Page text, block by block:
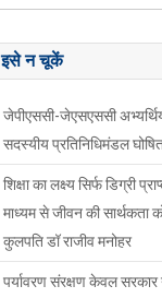
इसे न चूकें
जेपीएससी-जेएसएससी
सदस्यीय प्रतिनिधिमंडल
शिक्षा का लक्ष्य सिर्फ डिग्री
माध्यम से जीवन की सार्थकता
कुलपति डॉ राजीव मनोहर
पर्यावरण संरक्षण केवल सरकार